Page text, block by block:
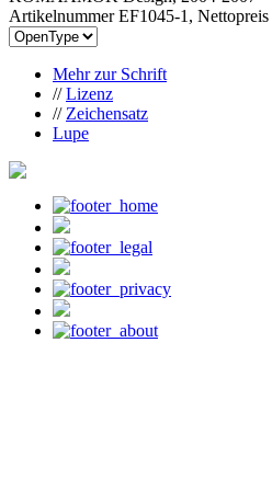
Artikelnummer EF1045-1, Nettopreis
Mehr zur Schrift
//Lizenz
// Zeichensatz
Lupe